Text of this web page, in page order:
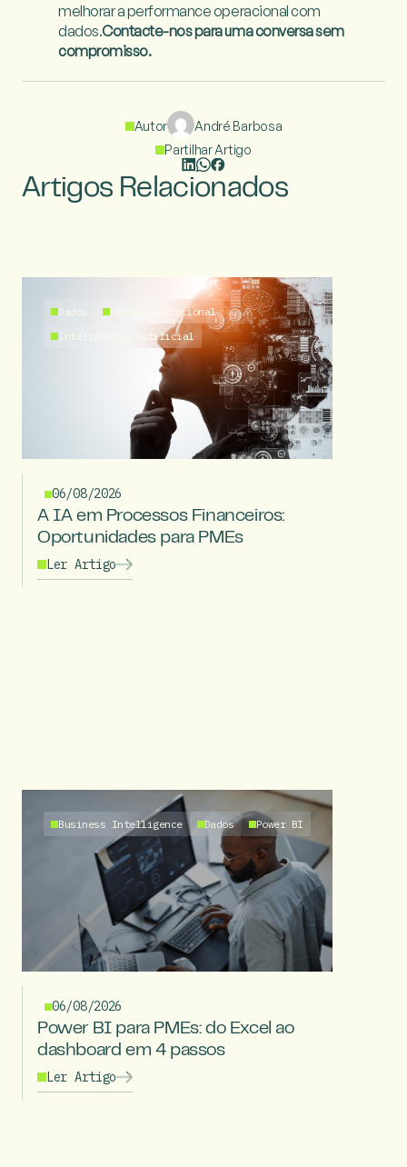
melhorar a performance operacional com
dados.Contacte-nos para uma conversa sem
compromisso.
Autor
André Barbosa
Partilhar Artigo
Artigos Relacionados
Dados
Gestão Operacional
Inteligência Artificial
06/08/2026
A IA em Processos Financeiros:
Oportunidades para PMEs
Ler Artigo
Business Intelligence Dados Power BI
06/08/2026
Power BI para PMEs: do Excel ao
dashboard em 4 passos
Ler Artigo